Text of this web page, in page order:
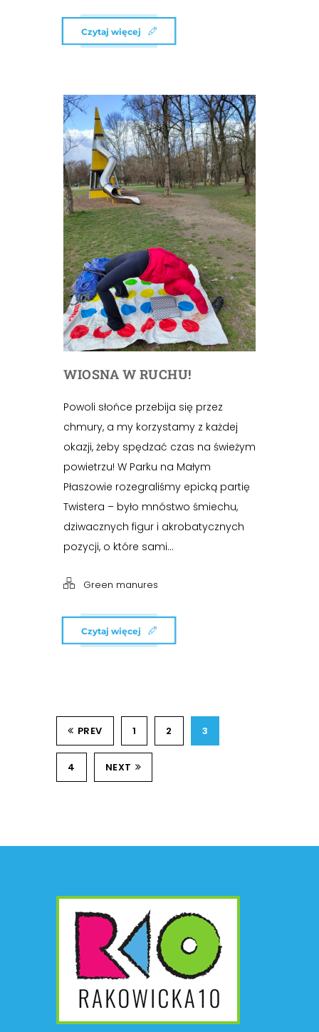
Czytaj więcej
WIOSNA W RUCHU!
Powoli słońce przebija się przez
chmury, a my korzystamy z każdej
okazji, żeby spędzać czas na świeżym
powietrzu! W Parku na Małym
Płaszowie rozegraliśmy epicką partię
Twistera – było mnóstwo śmiechu,
dziwacznych figur i akrobatycznych
pozycji, o które sami...
Green manures
Czytaj więcej
PREV 1 2 3
4 NEXT